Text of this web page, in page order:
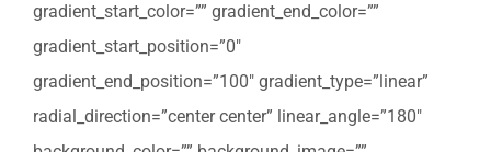
gradient_start_color=”” gradient_end_color=””
gradient_start_position=”0″
gradient_end_position=”100″ gradient_type=”linear”
radial_direction=”center center” linear_angle=”180″